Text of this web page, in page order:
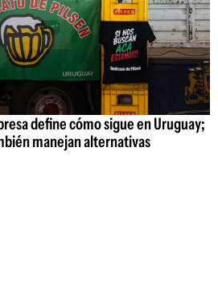
define cómo sigue en Uruguay;
manejan alternativas